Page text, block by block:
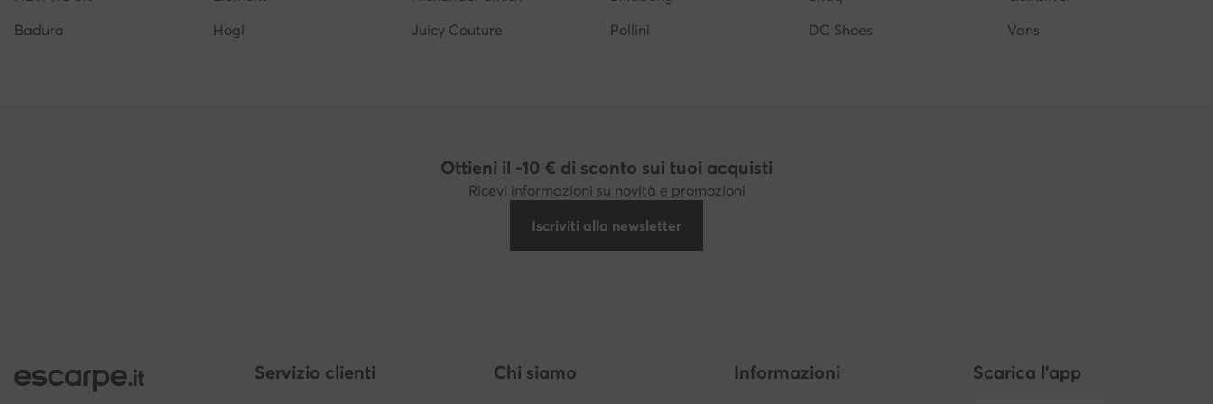
Badura
Hogl Juicy Couture Pollini DC Shoes Vans
Ottieni il -10 € di sconto sui tuoi acquisti
Ricevi informazioni su novità e promozioni
Iscriviti alla newsletter
Servizio clienti Chi siamo Informazioni Scarica l'app